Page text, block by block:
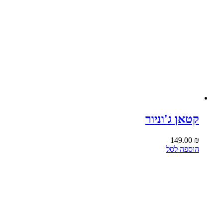
קטאן ג'וניור
149.00 ₪
הוספה לסל